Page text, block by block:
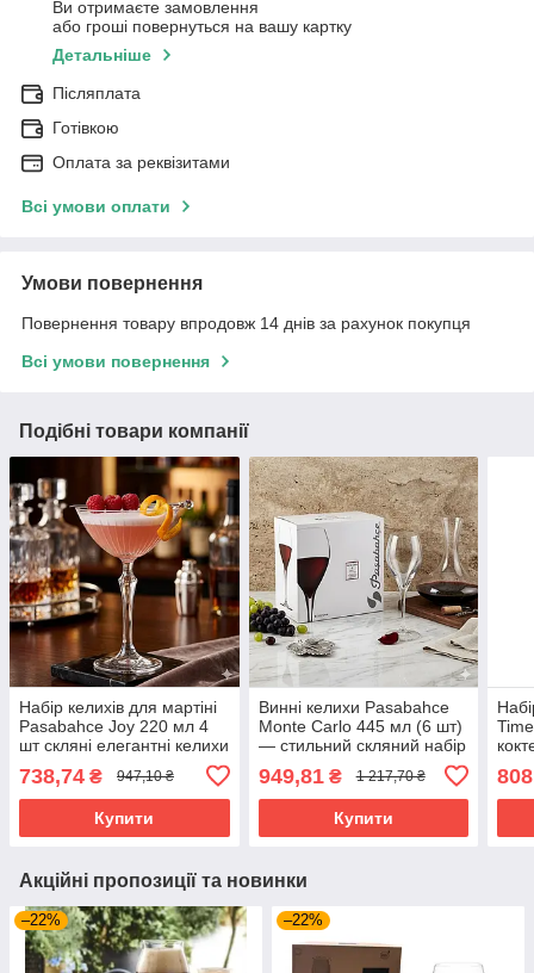
Ви отримаєте замовлення
або гроші повернуться на вашу картку
Детальніше
Післяплата
Готівкою
Оплата за реквізитами
Всі умови оплати
Умови повернення
Повернення товару впродовж 14 днів за рахунок покупця
Всі умови повернення
Подібні товари компанії
Набір келихів для мартіні
Pasabahce Joy 220 мл 4
шт скляні елегантні келихи
738,74 ₴ 947,10 ₴
Купити
Винні келихи Pasabahce
Monte Carlo 445 мл (6 шт)
— стильний скляний набір
для подачі вина та напоїв
440088-6
949,81₴ 1 217,70 ₴
Купити
Акційні пропозиції та новинки
–22% –22%